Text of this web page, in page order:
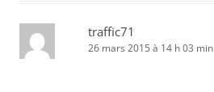
traffic71
26 mars 2015 à 14 h 03 min